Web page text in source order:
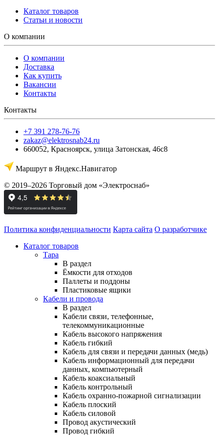
Каталог товаров
Статьи и новости
О компании
О компании
Доставка
Как купить
Вакансии
Контакты
Контакты
+7 391 278-76-76
zakaz@elektrosnab24.ru
660052, Красноярск, улица Затонская, 46с8
Маршрут в Яндекс.Навигатор
© 2019–2026 Торговый дом «Электроснаб»
Политика конфиденциальности Карта сайта О разработчике
Каталог товаров
Тара
В раздел
Ёмкости для отходов
Паллеты и поддоны
Пластиковые ящики
Кабели и провода
В раздел
Кабели связи, телефонные,
телекоммуникационные
Кабель высокого напряжения
Кабель гибкий
Кабель для связи и передачи данных (медь)
Кабель информационный для передачи
данных, компьютерный
Кабель коаксиальный
Кабель контрольный
Кабель охранно-пожарной сигнализации
Кабель плоский
Кабель силовой
Провод акустический
Провод гибкий